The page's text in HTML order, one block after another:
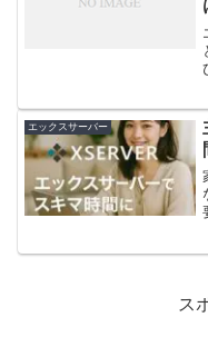
エックスサーバー
ス